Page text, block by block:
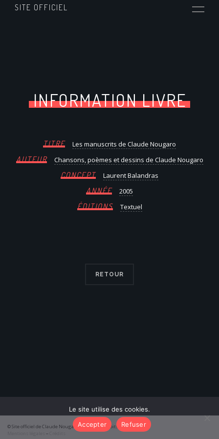
SITE OFFICIEL
INFORMATION LIVRE
TITRE Les manuscrits de Claude Nougaro
AUTEUR Chansons, poèmes et dessins de Claude Nougaro
CONCEPT Laurent Balandras
ANNÉE 2005
ÉDITIONS Textuel
RETOUR
© Site officiel de Claude Nougaro 2026 – Tous droits réservés
–
Le site utilise des cookies.
Accepter
Refuser